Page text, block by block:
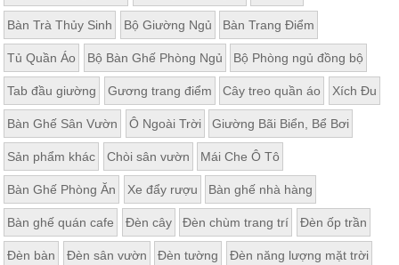
Bàn Trà Thủy Sinh Bộ Giường Ngủ Bàn Trang Điểm
Tủ Quần Áo Bộ Bàn Ghế Phòng Ngủ Bộ Phòng ngủ đồng bộ
Tab đầu giường Gương trang điểm Cây treo quần áo Xích Đu
Bàn Ghế Sân Vườn Ô Ngoài Trời Giường Bãi Biển, Bể Bơi
Sản phẩm khác Chòi sân vườn Mái Che Ô Tô
Bàn Ghế Phòng Ăn Xe đẩy rượu Bàn ghế nhà hàng
Bàn ghế quán cafe Đèn cây Đèn chùm trang trí Đèn ốp trần
Đèn bàn Đèn sân vườn Đèn tường Đèn năng lượng mặt trời